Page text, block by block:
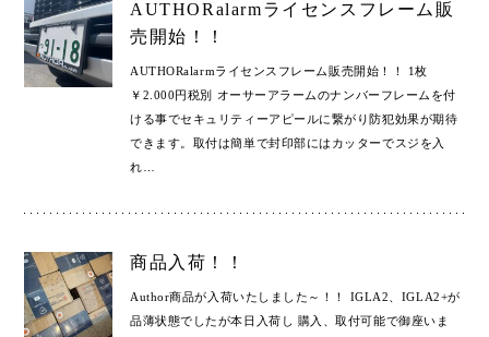
AUTHORalarmライセンスフレーム販
売開始！！
AUTHORalarmライセンスフレーム販売開始！！ 1枚
￥2.000円税別 オーサーアラームのナンバーフレームを付
ける事でセキュリティーアピールに繋がり防犯効果が期待
できます。取付は簡単で封印部にはカッターでスジを入
れ
商品入荷！！
Author商品が入荷いたしました～！！ IGLA2、IGLA2+が
品薄状態でしたが本日入荷し 購入、取付可能で御座いま